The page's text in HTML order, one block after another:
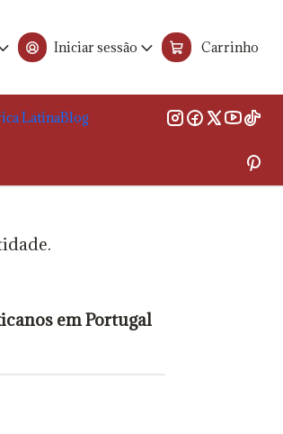
Iniciar sessão Carrinho
LatinaBlog
em Portugal